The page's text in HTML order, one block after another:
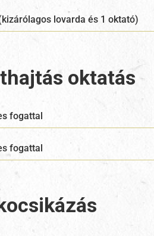
lovarda és 1 oktató)
oktatás
fogattal
fogattal